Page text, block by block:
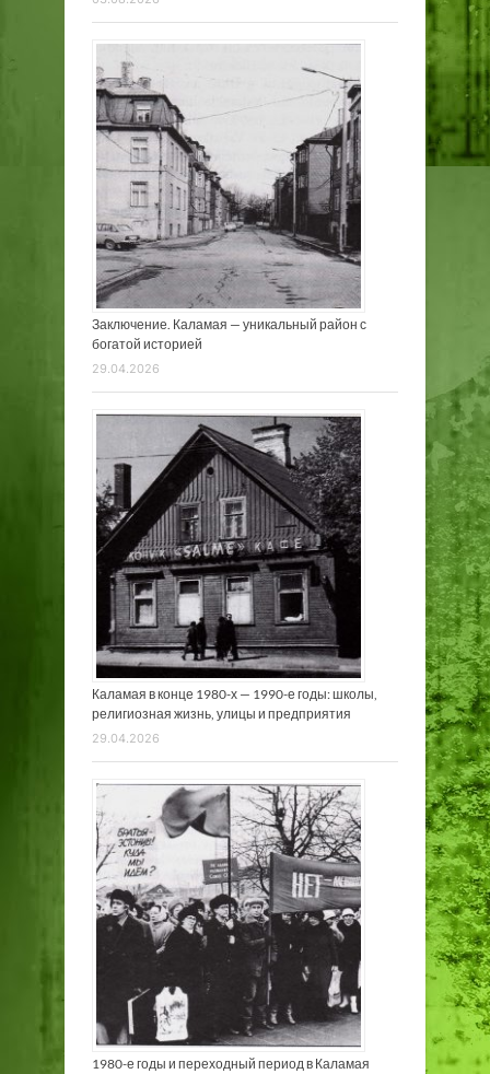
Заключение. Каламая — уникальный район с
богатой историей
29.04.2026
Каламая в конце 1980-х — 1990-е годы: школы,
религиозная жизнь, улицы и предприятия
29.04.2026
1980-е годы и переходный период в Каламая